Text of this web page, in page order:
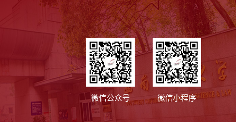
微信公众号 微信小程序